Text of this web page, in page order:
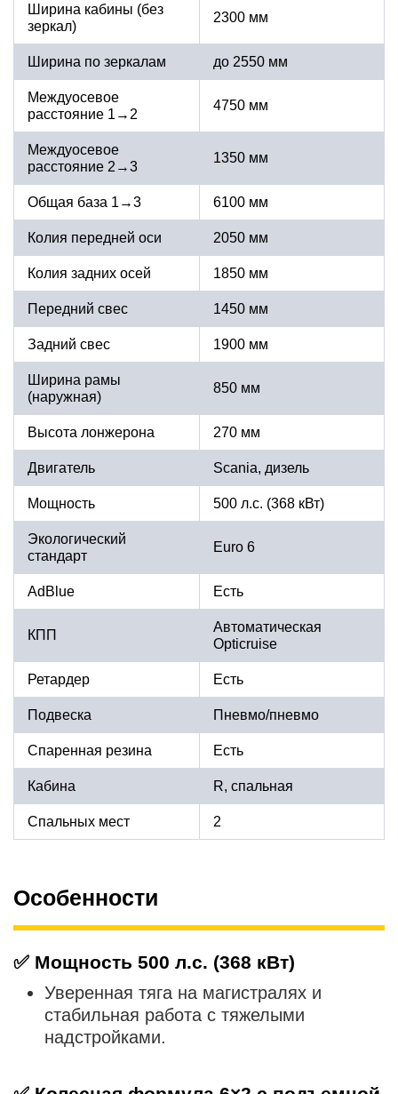
Ширина кабины (без
зеркал)
2300 мм
Ширина по зеркалам до 2550 мм
Междуосевое
расстояние 1→2
4750 мм
Междуосевое
расстояние 2→3
1350 мм
Общая база 1→3 6100 мм
Колия передней оси 2050 мм
Колия задних осей 1850 мм
Передний свес 1450 мм
Задний свес 1900 мм
Ширина рамы
(наружная)
850 мм
Высота лонжерона 270 мм
Двигатель Scania, дизель
Мощность 500 л.с. (368 кВт)
Экологический
стандарт
Euro 6
AdBlue Есть
КПП
Автоматическая
Opticruise
Ретардер Есть
Подвеска Пневмо/пневмо
Спаренная резина Есть
Кабина R, спальная
Спальных мест 2
Особенности
✅ Мощность 500 л.с. (368 кВт)
Уверенная тяга на магистралях и
стабильная работа с тяжелыми
надстройками.